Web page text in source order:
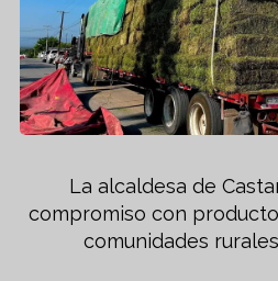
La alcaldesa de
compromiso con
comunidades